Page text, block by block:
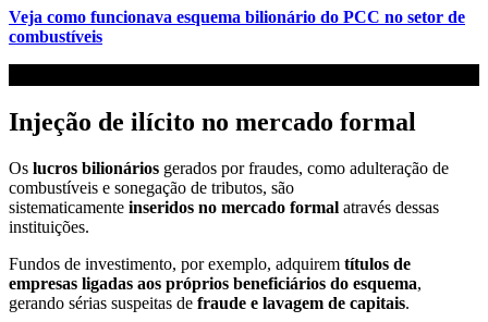
Veja como funcionava esquema bilionário do PCC no setor de
combustíveis
Injeção de ilícito no mercado formal
Os lucros bilionários gerados por fraudes, como adulteração de
combustíveis e sonegação de tributos, são
sistematicamente inseridos no mercado formal através dessas
instituições.
Fundos de investimento, por exemplo, adquirem títulos de
empresas ligadas aos próprios beneficiários do esquema,
gerando sérias suspeitas de fraude e lavagem de capitais.